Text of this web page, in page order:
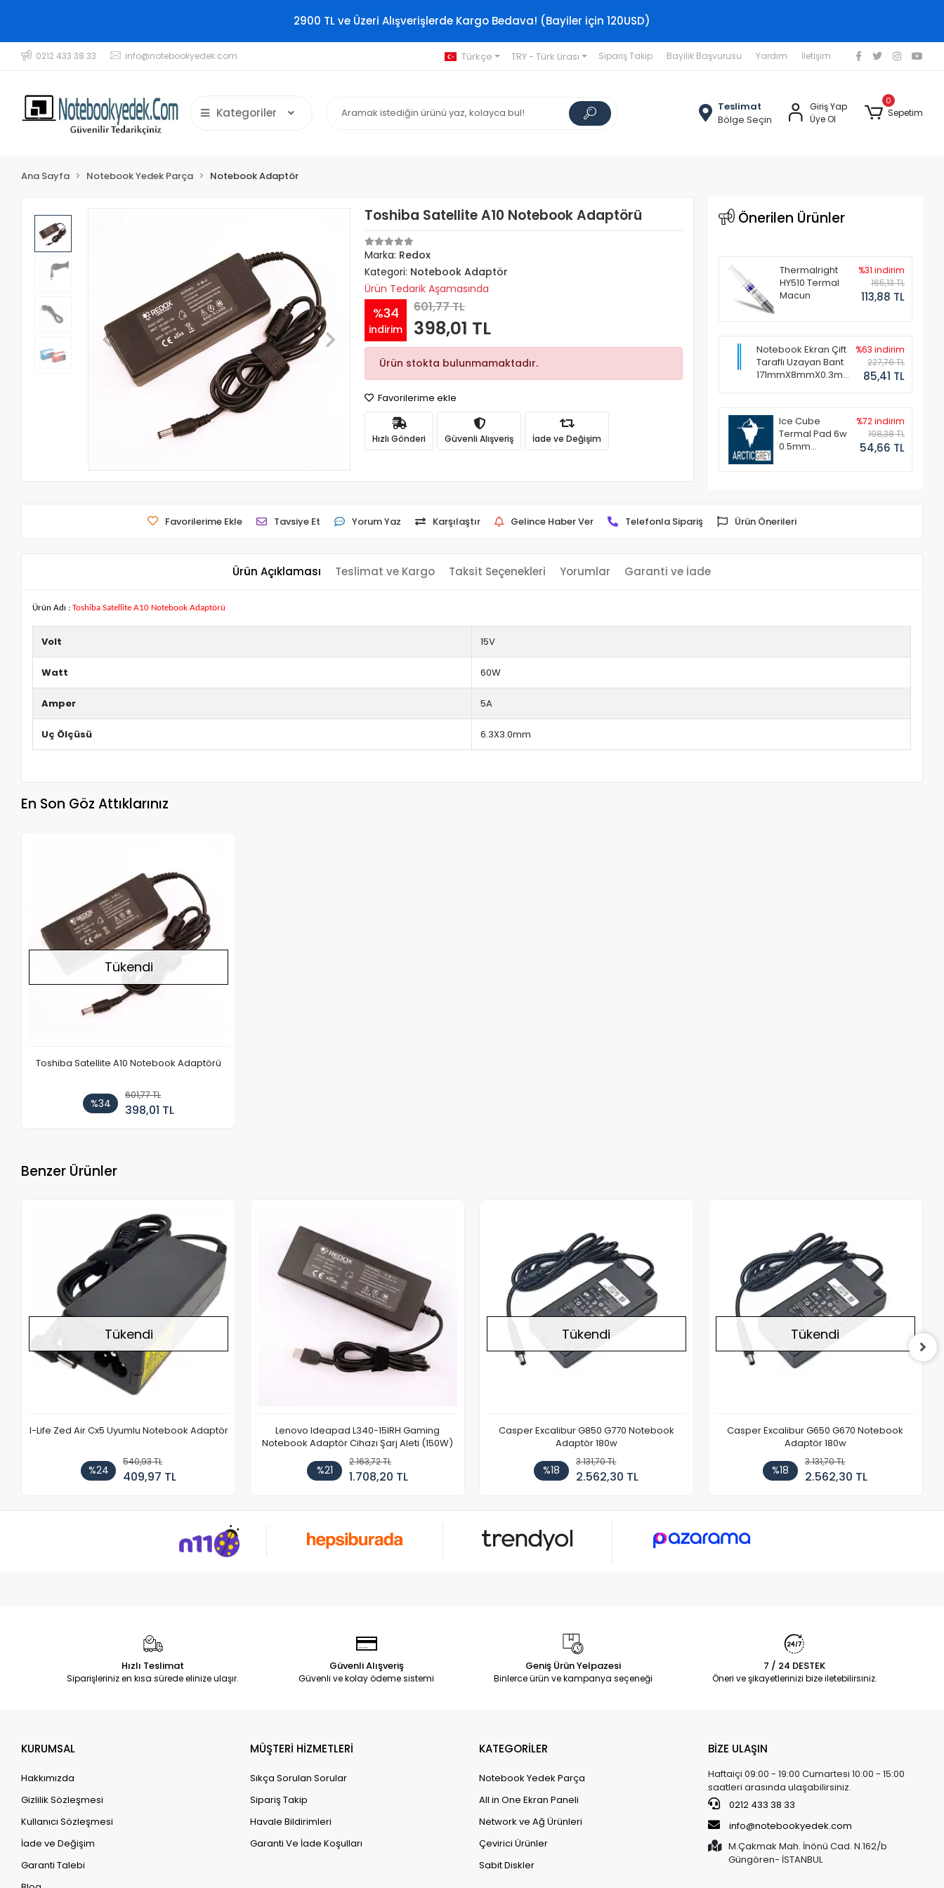
2900 TL ve Üzeri Alışverişlerde Kargo Bedava! (Bayiler için 120USD)
0212 433 38 33 info@notebookyedek.com Türkçe TRY - Türk Lirası Sipariş Takip Bayilik Başvurusu Yardım İletişim
Kategoriler
Teslimat
Bölge Seçin
Giriş Yap
Üye Ol
0
Sepetim
Ana Sayfa Notebook Yedek Parça Notebook Adaptör
Toshiba Satellite A10 Notebook Adaptörü
Marka: Redox
Kategori: Notebook Adaptör
Ürün Tedarik Aşamasında
%34
indirim
601,77 TL
398,01 TL
Ürün stokta bulunmamaktadır.
Favorilerime ekle
Hızlı Gönderi Güvenli Alışveriş İade ve Değişim
Önerilen Ürünler
Thermalright
HY510 Termal
Macun
%31 indirim
165,13 TL
113,88 TL
Notebook Ekran Çift
Taraflı Uzayan Bant
171mmX8mmX0.3mm
%63 indirim
227,76 TL
85,41 TL
Ice Cube
Termal Pad 6w
0.5mm
%72 indirim
198,38 TL
54,66 TL
Favorilerime Ekle Tavsiye Et Yorum Yaz Karşılaştır Gelince Haber Ver Telefonla Sipariş Ürün Önerileri
Ürün Açıklaması Teslimat ve Kargo Taksit Seçenekleri Yorumlar Garanti ve İade
Ürün Adı : Toshiba Satellite A10 Notebook Adaptörü
Volt 15V
Watt 60W
Amper 5A
Uç Ölçüsü 6.3X3.0mm
En Son Göz Attıklarınız
Tükendi
Toshiba Satellite A10 Notebook Adaptörü
%34
601,77 TL
398,01 TL
Benzer Ürünler
Tükendi
I-Life Zed Air Cx5 Uyumlu Notebook Adaptör
%24
540,93 TL
409,97 TL
Lenovo Ideapad L340-15IRH Gaming
Notebook Adaptör Cihazı Şarj Aleti (150W)
%21
2.163,72 TL
1.708,20 TL
Tükendi
Casper Excalibur G850 G770 Notebook
Adaptör 180w
%18
3.131,70 TL
2.562,30 TL
Tükendi
Casper Excalibur G650 G670 Notebook
Adaptör 180w
%18
3.131,70 TL
2.562,30 TL
Hızlı Teslimat
Siparişleriniz en kısa sürede elinize ulaşır.
Güvenli Alışveriş
Güvenli ve kolay ödeme sistemi
Geniş Ürün Yelpazesi
Binlerce ürün ve kampanya seçeneği
7 / 24 DESTEK
Öneri ve şikayetlerinizi bize iletebilirsiniz.
KURUMSAL
Hakkımızda
Gizlilik Sözleşmesi
Kullanıcı Sözleşmesi
İade ve Değişim
Garanti Talebi
MÜŞTERİ HİZMETLERİ
Sıkça Sorulan Sorular
Sipariş Takip
Havale Bildirimleri
Garanti Ve İade Koşulları
KATEGORİLER
Notebook Yedek Parça
All in One Ekran Paneli
Network ve Ağ Ürünleri
Çevirici Ürünler
Sabit Diskler
BİZE ULAŞIN
Haftaiçi 09:00 - 19:00 Cumartesi 10:00 - 15:00
saatleri arasında ulaşabilirsiniz.
0212 433 38 33
info@notebookyedek.com
M.Çakmak Mah. İnönü Cad. N.162/b
Güngören- İSTANBUL